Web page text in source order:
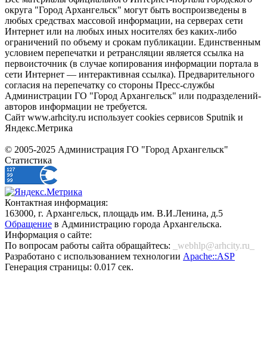
округа "Город Архангельск" могут быть воспроизведены в
любых средствах массовой информации, на серверах сети
Интернет или на любых иных носителях без каких-либо
ограничений по объему и срокам публикации. Единственным
условием перепечатки и ретрансляции является ссылка на
первоисточник (в случае копирования информации портала в
сети Интернет — интерактивная ссылка). Предварительного
согласия на перепечатку со стороны Пресс-службы
Администрации ГО "Город Архангельск" или подразделений-
авторов информации не требуется.
Сайт www.arhcity.ru использует cookies сервисов Sputnik и
Яндекс.Метрика
© 2005-2025 Администрация ГО "Город Архангельск"
Статистика
Контактная информация:
163000, г. Архангельск, площадь им. В.И.Ленина, д.5
Обращение в Администрацию города Архангельска.
Информация о сайте:
По вопросам работы сайта обращайтесь:
_webhlp@arhcity.ru_
Разработано с использованием технологии Apache::ASP
Генерация страницы: 0.017 сек.